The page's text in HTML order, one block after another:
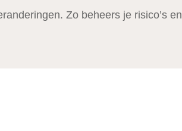
Zo beheers je risico’s en